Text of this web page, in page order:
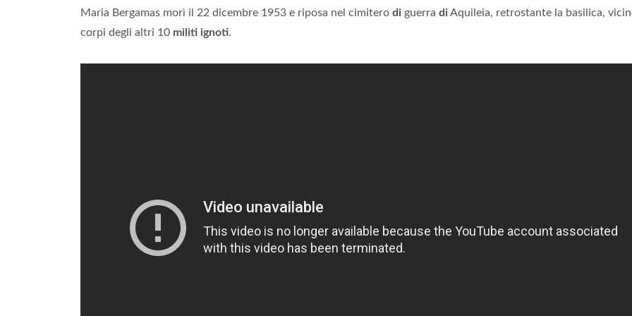
Maria Bergamas morì il 22 dicembre 1953 e riposa nel cimitero di guerra diAquileia, retrostante la basilica,
corpi degli altri 10 militi ignoti.